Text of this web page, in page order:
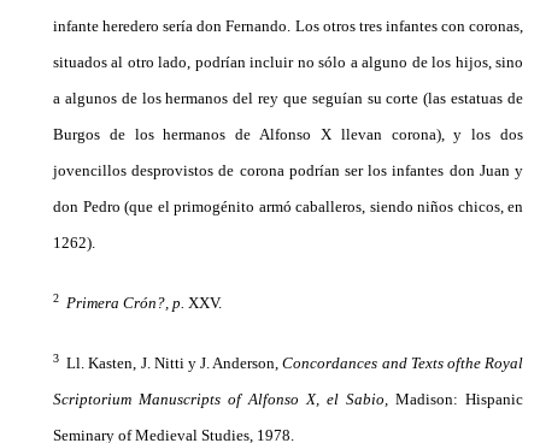
infante heredero sería don Fernando. Los otros tres infantes con coronas,
situados al otro lado, podrían incluir no sólo a alguno de los hijos, sino
a algunos de los hermanos del rey que seguían su corte (las es­tatuas de
Burgos de los hermanos de Alfonso X llevan corona), y los dos
jovencillos desprovistos de co­rona podrían ser los infantes don Juan y
don Pedro (que el primogénito armó caballeros, siendo niños chicos, en
1262).
2 Primera Crón?, p. XXV.
3 Ll. Kasten, J. Nitti y J. Anderson,Concordances and Texts ofthe Royal
Scriptorium Manuscripts of Alfonso X, el Sabio, Madison: Hispanic
Seminary of Medieval Studies, 1978.